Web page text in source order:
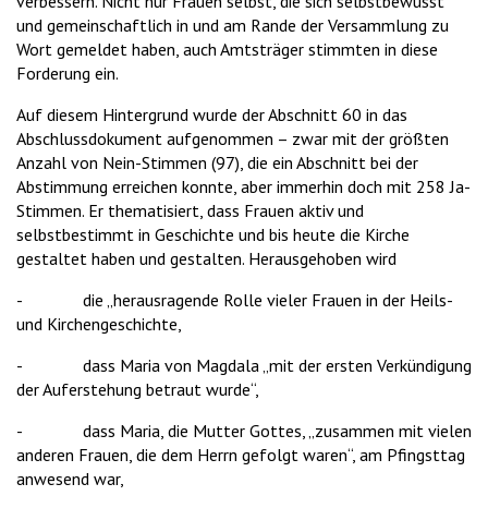
und gemeinschaftlich in und am Rande der Versammlung zu
Wort gemeldet haben, auch Amtsträger stimmten in diese
Forderung ein.
Auf diesem Hintergrund wurde der Abschnitt 60 in das
Abschlussdokument aufgenommen – zwar mit der größten
Anzahl von Nein-Stimmen (97), die ein Abschnitt bei der
Abstimmung erreichen konnte, aber immerhin doch mit 258 Ja-
Stimmen. Er thematisiert, dass Frauen aktiv und
selbstbestimmt in Geschichte und bis heute die Kirche
gestaltet haben und gestalten. Herausgehoben wird
- die „herausragende Rolle vieler Frauen in der Heils-
und Kirchengeschichte,
- dass Maria von Magdala „mit der ersten Verkündigung
der Auferstehung betraut wurde“,
- dass Maria, die Mutter Gottes, „zusammen mit vielen
anderen Frauen, die dem Herrn gefolgt waren“, am Pfingsttag
anwesend war,